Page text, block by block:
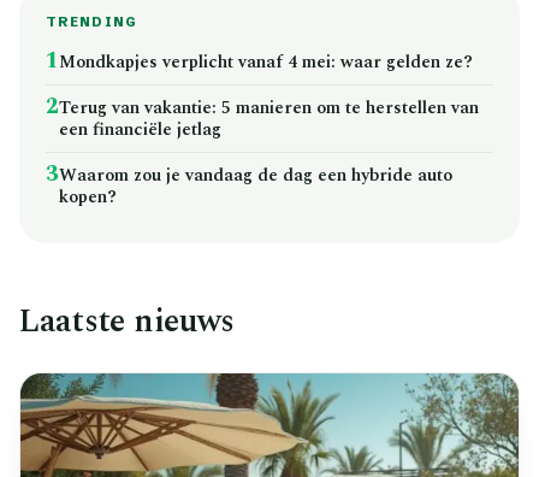
TRENDING
1Mondkapjes verplicht vanaf 4 mei: waar gelden ze?
2Terug van vakantie: 5 manieren om te herstellen van
een financiële jetlag
3Waarom zou je vandaag de dag een hybride auto
kopen?
Laatste nieuws